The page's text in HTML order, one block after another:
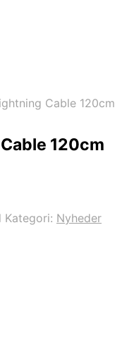
Cable 120cm
120cm
Kategori: Nyheder